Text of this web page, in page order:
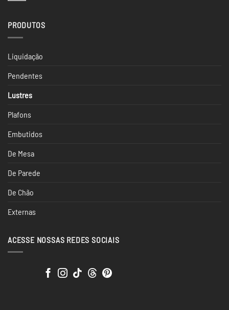
2024
para
PRODUTOS
Liquidação
Pendentes
Lustres
Plafons
Embutidos
De Mesa
De Parede
De Chão
Externas
ACESSE NOSSAS REDES SOCIAIS